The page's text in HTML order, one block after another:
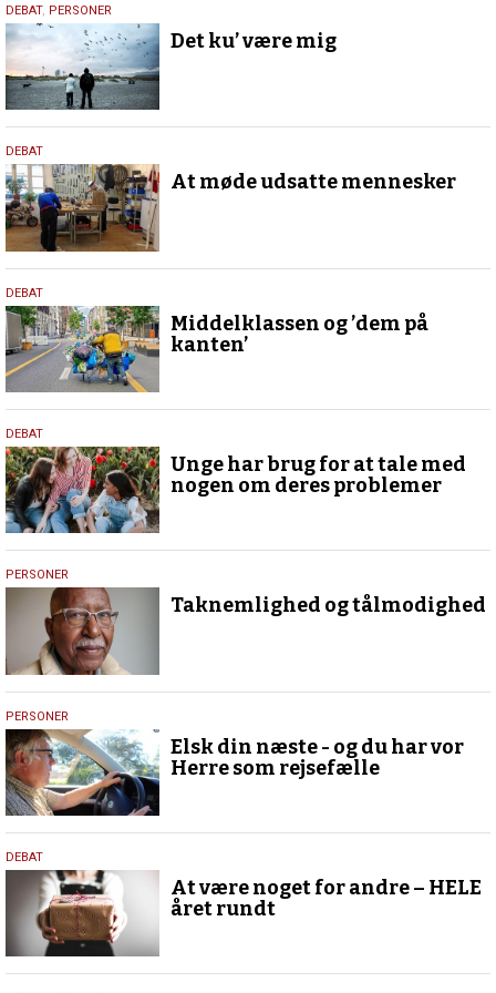
11.
juli
2024
DEBAT, PERSONER
Det ku’ være mig
11.
juli
2024
DEBAT
At møde udsatte mennesker
1.
juli
2024
DEBAT
Middelklassen og ’dem på
kanten’
30.
december
2023
DEBAT
Unge har brug for at tale med
nogen om deres problemer
26.
december
PERSONER
Taknemlighed og tålmodighed
16.
oktober
2023
PERSONER
Elsk din næste - og du har vor
Herre som rejsefælle
15.
december
2022
DEBAT
At være noget for andre – HELE
året rundt